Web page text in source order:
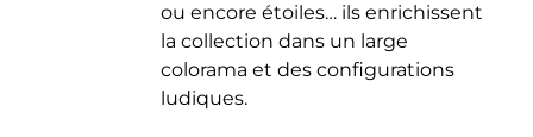
ou encore étoiles… ils enrichissent
la collection dans un large
colorama et des configurations
ludiques.